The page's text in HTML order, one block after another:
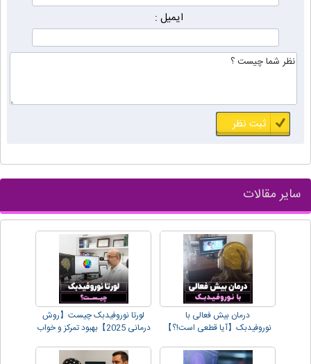
ایمیل :
سایر مقالات
درمان بیش فعالی با
نوروفیدبک【آیا قطعی است!؟】
لورتا نوروفیدبک چیست【روش
درمانی 2025】بهبود تمرکز و خواب